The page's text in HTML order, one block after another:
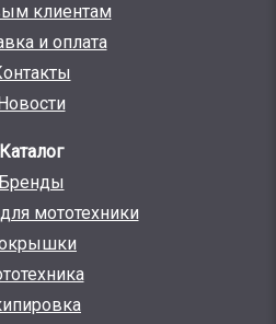
клиентам
и оплата
Новости
Каталог
Бренды
мототехники